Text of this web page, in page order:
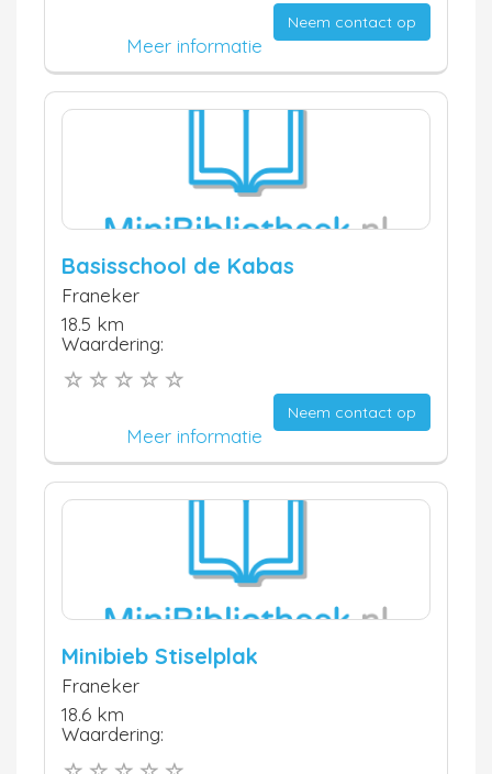
Neem contact op
Meer informatie
Basisschool de Kabas
Franeker
18.5 km
Waardering:
Neem contact op
Meer informatie
Minibieb Stiselplak
Franeker
18.6 km
Waardering: